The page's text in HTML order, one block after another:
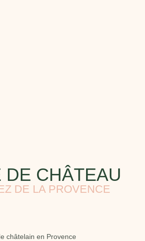
DE CHÂTEAU
DE LA PROVENCE
châtelain en Provence